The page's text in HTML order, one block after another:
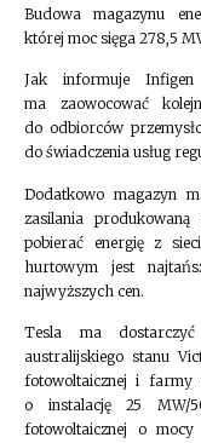
Budowa magazynu
której moc sięga 278,5
Jak informuje Infigen
ma zaowocować
do odbiorców
do świadczenia usług
Dodatkowo magazyn
zasilania
pobierać energię z
hurtowym jest
najwyższych cen.
Tesla ma
australijskiego stanu
fotowoltaicznej i farmy
o instalację 25 MW/
fotowoltaicznej o